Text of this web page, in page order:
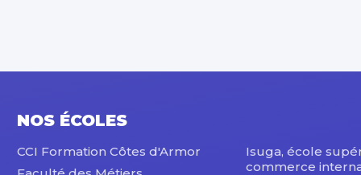
NOS ÉCOLES
CCI Formation Côtes d'Armor
Isuga, école
commerce